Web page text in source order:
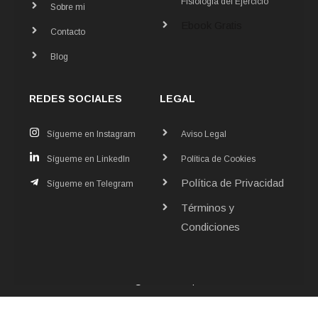
Sobre mi
Contacto
Blog
REDES SOCIALES
Sígueme en Instagram
Sígueme en LinkedIn
Sígueme en Telegram
LEGAL
Aviso Legal
Política de Cookies
Política de Privacidad
Términos y
Condiciones